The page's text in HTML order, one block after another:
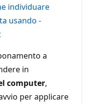
individuare
usando -
a
in
computer,
per applicare